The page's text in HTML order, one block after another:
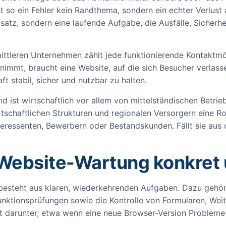
so ein Fehler kein Randthema, sondern ein echter
sondern eine laufende Aufgabe, die Ausfälle,
Unternehmen zählt jede funktionierende
braucht eine Website, auf die sich Besucher
stabil, sicher und nutzbar zu halten.
ist wirtschaftlich vor allem von mittelständischen
Strukturen und regionalen Versorgern eine
Bewerbern oder Bestandskunden. Fällt sie
Wartung konkret
aus klaren, wiederkehrenden Aufgaben. Dazu
sowie die Kontrolle von Formularen,
etwa wenn eine neue Browser-Version